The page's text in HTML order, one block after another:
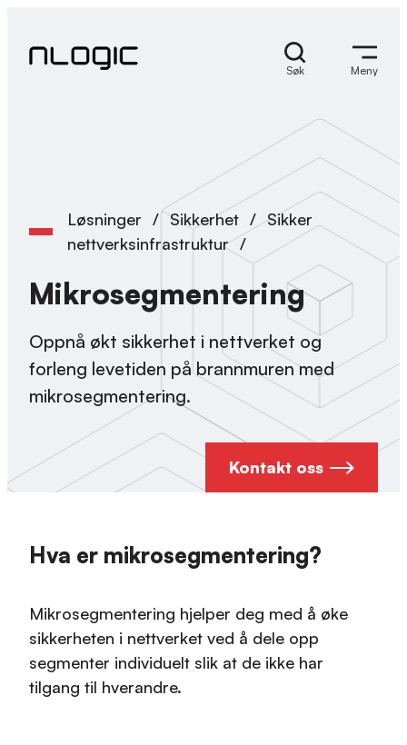
innhold
Søk Meny
Løsninger / Sikkerhet / Sikker
nettverksinfrastruktur /
Mikrosegmentering
Oppnå økt sikkerhet i nettverket og
forleng levetiden på brannmuren med
mikrosegmentering.
Kontakt oss
Hva er mikrosegmentering?
Mikrosegmentering hjelper deg med å øke
sikkerheten i nettverket ved å dele opp
segmenter individuelt slik at de ikke har
tilgang til hverandre.